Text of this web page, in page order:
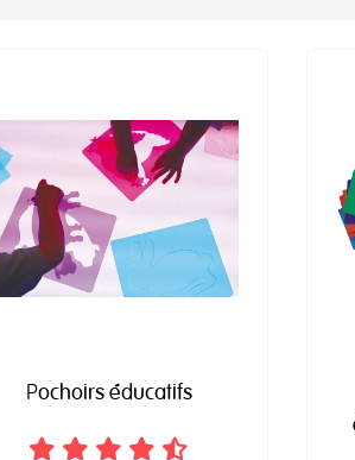
Pochoirs éducatifs